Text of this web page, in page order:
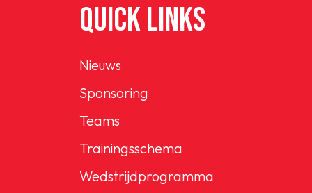
Sponsoring
SPORTPARK GOED
LIDMAATSCHAP
CONTACT
QUICK LINKS
Nieuws
Sponsoring
Teams
Trainingsschema
Wedstrijdprogramma